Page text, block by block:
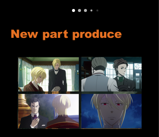
New part produce